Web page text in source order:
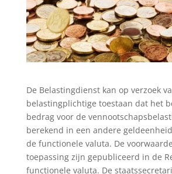
De Belastingdienst kan op verzoek
belastingplichtige toestaan dat het
bedrag voor de
berekend in een andere
de functionele valuta. De
toepassing zijn gepubliceerd in de
functionele valuta. De